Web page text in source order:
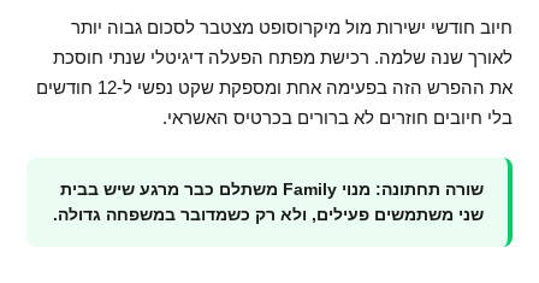
חיוב חודשי ישירות מול מיקרוסופט מצטבר לסכום גבוה יותר
לאורך שנה שלמה. רכישת מפתח הפעלה דיגיטלי שנתי חוסכת
את ההפרש הזה בפעימה אחת ומספקת שקט נפשי ל-12 חודשים
בלי חיובים חוזרים לא ברורים בכרטיס האשראי.
שורה תחתונה: מנוי Family משתלם כבר מרגע שיש בבית
שני משתמשים פעילים, ולא רק כשמדובר במשפחה גדולה.